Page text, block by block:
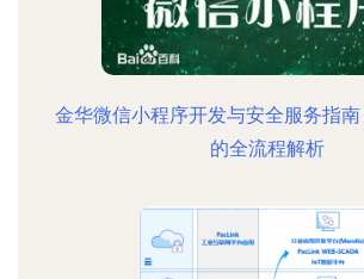
金华微信小程序开发与安全服务指
的全流程解析